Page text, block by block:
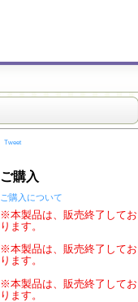
Tweet
ご購入
ご購入について
※本製品は、販売終了してお
ります。
※本製品は、販売終了してお
ります。
※本製品は、販売終了してお
ります。